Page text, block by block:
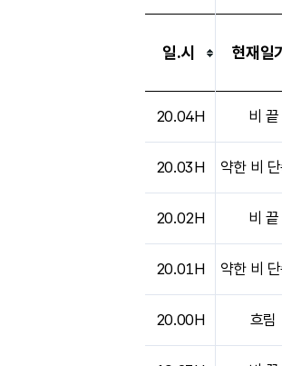
일.시 현재일기
20.04H 비 끝
20.03H 약한 비
20.02H 비 끝
20.01H 약한 비
20.00H 흐림